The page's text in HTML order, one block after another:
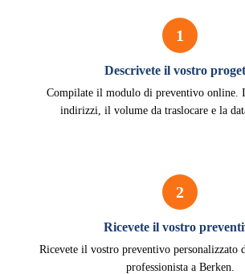
1
Descrivete il vostro
Compilate il modulo di preventivo online.
indirizzi, il volume da traslocare e la
2
Ricevete il vostro
Ricevete il vostro preventivo personalizzato
professionista a Berken.